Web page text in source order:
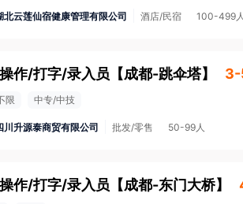
北云莲仙宿健康管理有限公司 酒店/民宿 100-499人
作/打字/录入员 【成都-跳伞塔】
限 中专/中技
川升源泰商贸有限公司 批发/零售 50-99人
作/打字/录入员 【成都-东门大桥】